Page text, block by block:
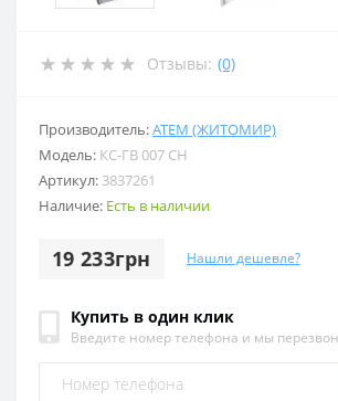
Отзывы: (0)
Производитель:АТЕМ (ЖИТОМИР)
Модель: КС-ГВ 007 СН
Артикул: 3837261
Наличие: Есть в наличии
19 233грн Нашли дешевле?
Купить в один клик
Введите номер телефона и мы